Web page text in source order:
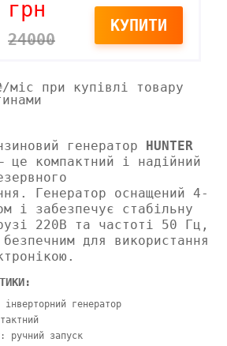
грн
24000
КУПИТИ
міс при купівлі товару
генератор
HUNTER
це компактний і надійний
Генератор оснащений 4-
і забезпечує стабільну
220В та частоті 50 Гц,
для використання
генератор
: ручний запуск